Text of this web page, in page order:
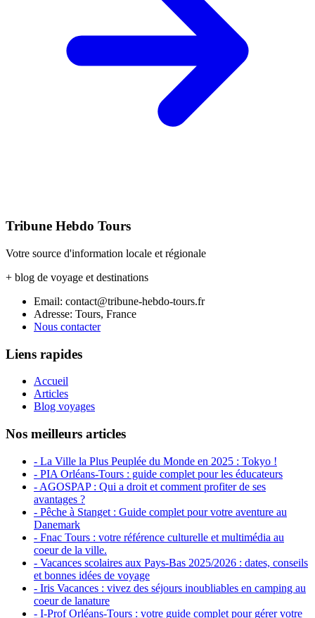
Tribune Hebdo Tours
Votre source d'information locale et régionale
+ blog de voyage et destinations
Email: contact@tribune-hebdo-tours.fr
Adresse: Tours, France
Nous contacter
Liens rapides
Accueil
Articles
Blog voyages
Nos meilleurs articles
- La Ville la Plus Peuplée du Monde en 2025 : Tokyo !
- PIA Orléans-Tours : guide complet pour les éducateurs
- AGOSPAP : Qui a droit et comment profiter de ses
avantages ?
- Pêche à Stanget : Guide complet pour votre aventure au
Danemark
- Fnac Tours : votre référence culturelle et multimédia au
coeur de la ville.
- Vacances scolaires aux Pays-Bas 2025/2026 : dates, conseils
et bonnes idées de voyage
- Iris Vacances : vivez des séjours inoubliables en camping au
coeur de lanature
- I-Prof Orléans-Tours : votre guide complet pour gérer votre